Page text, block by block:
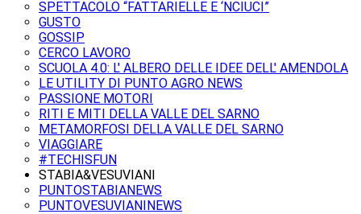
SPETTACOLO “FATTARIELLE E ‘NCIUCI”
GUSTO
GOSSIP
CERCO LAVORO
SCUOLA 4.0: L' ALBERO DELLE IDEE DELL' AMENDOLA
LE UTILITY DI PUNTO AGRO NEWS
PASSIONE MOTORI
RITI E MITI DELLA VALLE DEL SARNO
METAMORFOSI DELLA VALLE DEL SARNO
VIAGGIARE
#TECHISFUN
STABIA&VESUVIANI
PUNTOSTABIANEWS
PUNTOVESUVIANINEWS